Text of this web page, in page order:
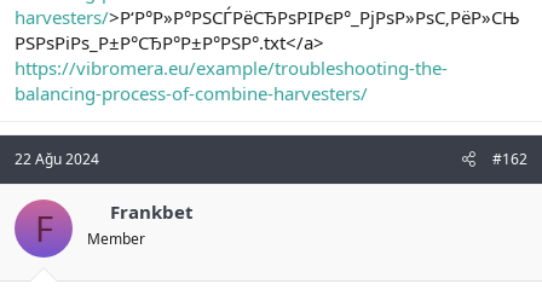
n
i
harvesters/>Р‘Р°Р»Р°РЅСЃРёСЂРѕРІРєР°_РјРѕР»РѕС‚РёР»СЊ
РЅРѕРіРѕ_Р±Р°СЂР°Р±Р°РЅР°.txt</a>
https://vibromera.eu/example/troubleshooting-the-
balancing-process-of-combine-harvesters/
22 Ağu 2024 #162
F Frankbet
Member